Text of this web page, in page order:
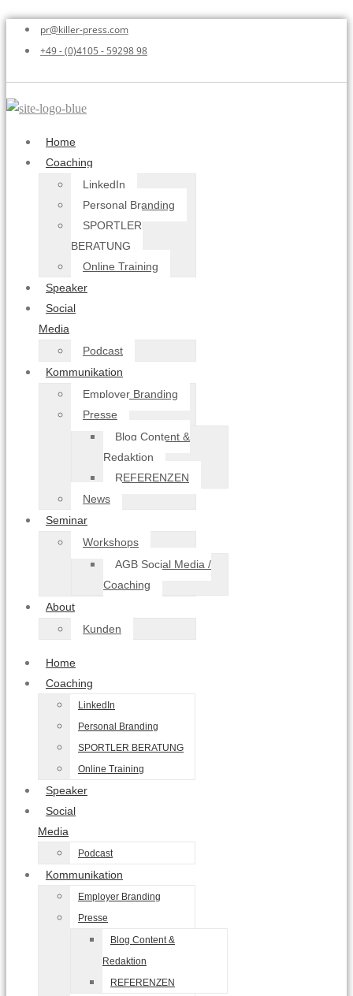
pr@killer-press.com
+49 - (0)4105 - 59298 98
Home
Coaching
LinkedIn
Personal Branding
SPORTLER
BERATUNG
Online Training
Speaker
Social
Media
Podcast
Kommunikation
Employer Branding
Presse
Blog Content &
Redaktion
REFERENZEN
News
Seminar
Workshops
AGB Social Media /
Coaching
About
Kunden
Home
Coaching
LinkedIn
Personal Branding
SPORTLER BERATUNG
Online Training
Speaker
Social
Media
Podcast
Kommunikation
Employer Branding
Presse
Blog Content &
Redaktion
REFERENZEN